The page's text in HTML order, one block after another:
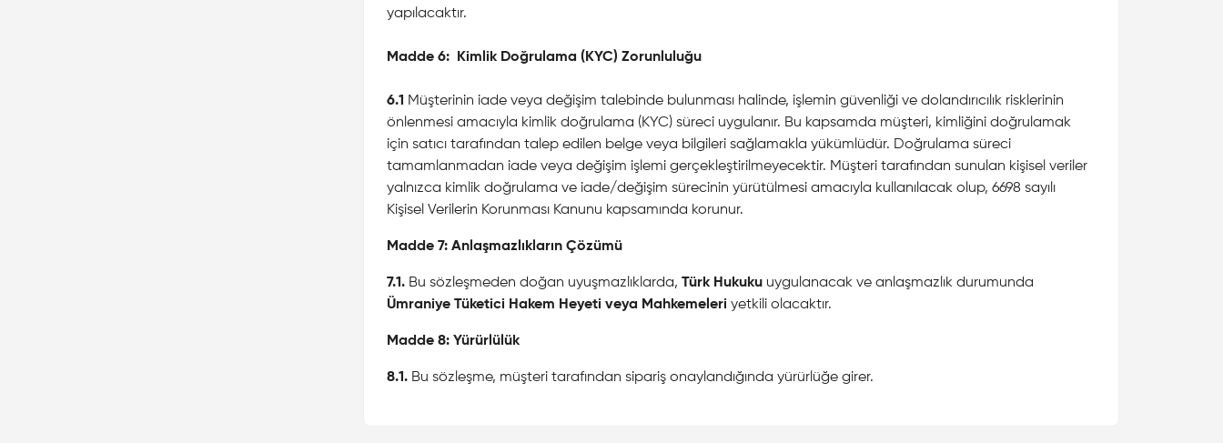
yapılacaktır.
Madde 6: Kimlik Doğrulama (KYC) Zorunluluğu
6.1 Müşterinin iade veya değişim talebinde bulunması halinde, işlemin güvenliği ve dolandırıcılık risklerinin
önlenmesi amacıyla kimlik doğrulama (KYC) süreci uygulanır. Bu kapsamda müşteri, kimliğini doğrulamak
için satıcı tarafından talep edilen belge veya bilgileri sağlamakla yükümlüdür. Doğrulama süreci
tamamlanmadan iade veya değişim işlemi gerçekleştirilmeyecektir. Müşteri tarafından sunulan kişisel veriler
yalnızca kimlik doğrulama ve iade/değişim sürecinin yürütülmesi amacıyla kullanılacak olup, 6698 sayılı
Kişisel Verilerin Korunması Kanunu kapsamında korunur.
Madde 7: Anlaşmazlıkların Çözümü
7.1. Bu sözleşmeden doğan uyuşmazlıklarda, Türk Hukuku uygulanacak ve anlaşmazlık durumunda
Ümraniye Tüketici Hakem Heyeti veya Mahkemeleri yetkili olacaktır.
Madde 8: Yürürlülük
8.1. Bu sözleşme, müşteri tarafından sipariş onaylandığında yürürlüğe girer.